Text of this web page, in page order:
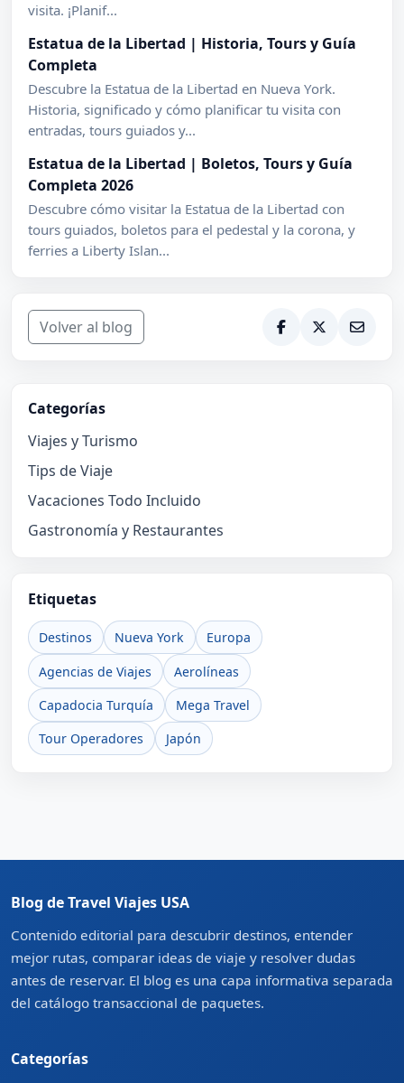
visita. ¡Planif...
Estatua de la Libertad | Historia, Tours y Guía
Completa
Descubre la Estatua de la Libertad en Nueva York.
Historia, significado y cómo planificar tu visita con
entradas, tours guiados y...
Estatua de la Libertad | Boletos, Tours y Guía
Completa 2026
Descubre cómo visitar la Estatua de la Libertad con
tours guiados, boletos para el pedestal y la corona, y
ferries a Liberty Islan...
Volver al blog
Categorías
Viajes y Turismo
Tips de Viaje
Vacaciones Todo Incluido
Gastronomía y Restaurantes
Etiquetas
Destinos Nueva York
Europa
Agencias de Viajes
Aerolíneas
Capadocia Turquía
Mega Travel
Tour Operadores
Japón
Blog de Travel Viajes USA
Contenido editorial para descubrir destinos, entender
mejor rutas, comparar ideas de viaje y resolver dudas
antes de reservar. El blog es una capa informativa separada
del catálogo transaccional de paquetes.
Categorías